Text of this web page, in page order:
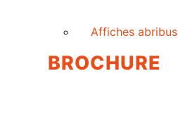
Affiches abribus
BROCHURE